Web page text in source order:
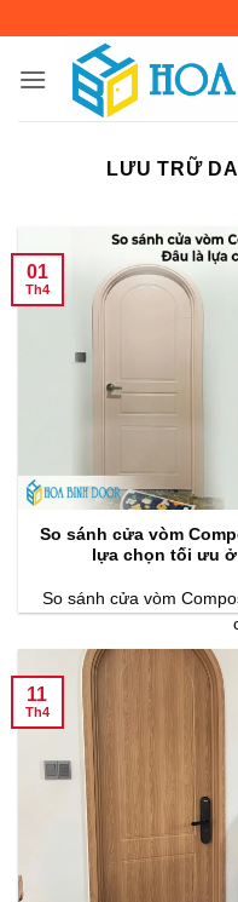
nội
LƯU TRỮ
So sánh cửa vòm
lựa chọn tối ưu
So sánh cửa vòm
01
Th4
11
Th4